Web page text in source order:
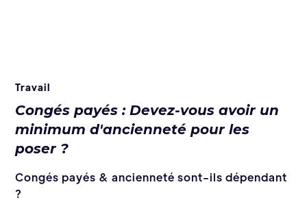
Travail
Congés payés : Devez-vous avoir un
minimum d'ancienneté pour les
poser ?
Congés payés & ancienneté sont-ils dépendant
?